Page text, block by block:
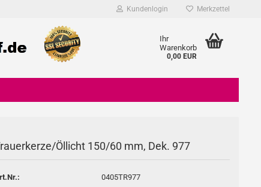
Kundenlogin
erstellen
Merkzettel
Ihr
Warenkorb
0,00 EUR
Öllicht 150/60 mm, Dek. 977
0405TR977